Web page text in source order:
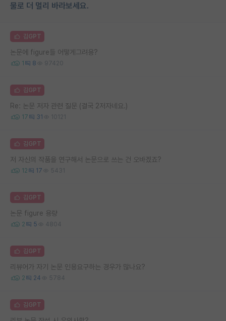
물로 더 멀리 바라보세요.
김GPT
논문에 figure들 어떻게그려용?
1 8 97420
김GPT
Re: 논문 저자 관련 질문 (결국 2저자네요.)
17 31 10121
김GPT
저 자신의 작품을 연구해서 논문으로 쓰는 건 오바겠죠?
12 17 5431
김GPT
논문 figure 용량
2 5 4804
김GPT
리뷰어가 자기 논문 인용요구하는 경우가 많나요?
2 24 5784
김GPT